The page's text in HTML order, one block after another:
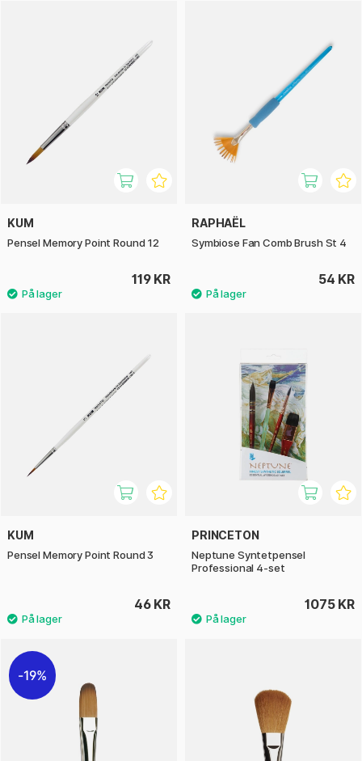
KUM
Pensel Memory Point Round 12
119 KR
RAPHAËL
Symbiose Fan Comb Brush St 4
54 KR
KUM
Pensel Memory Point Round 3
46 KR
PRINCETON
Neptune Syntetpensel
Professional 4-set
1075 KR
19%